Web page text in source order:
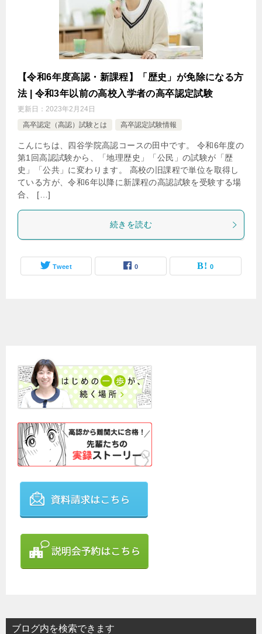
【令和6年度高認・新課程】「歴史」が免除になる方
法 | 令和3年以前の高校入学者の高卒認定試験
更新日： 2023年2月24日
高卒認定（高認）試験とは
高卒認定試験情報
こんにちは、四谷学院高認コースの田中です。 令和6年度の
第1回高認試験から、「地理歴史」「公⺠」の試験が「歴
史」「公共」に変わります。 高校の旧課程で単位を取得し
ている方が、令和6年以降に新課程の高認試験を受験する場
合、 […]
続きを読む
Tweet 0 0
ブログ内を検索できます